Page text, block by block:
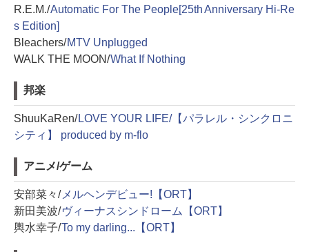
R.E.M./Automatic For The People[25th Anniversary Hi-Re
s Edition]
Bleachers/MTV Unplugged
WALK THE MOON/What If Nothing
邦楽
ShuuKaRen/LOVE YOUR LIFE/【パラレル・シンクロニ
シティ】 produced by m-flo
アニメ/ゲーム
安部菜々/メルヘンデビュー!【ORT】
新田美波/ヴィーナスシンドローム【ORT】
輿水幸子/To my darling...【ORT】